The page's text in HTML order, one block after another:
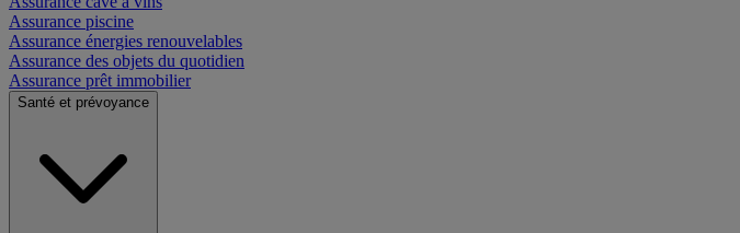
Assurance piscine
Assurance énergies renouvelables
Assurance des objets du quotidien
Assurance prêt immobilier
Santé et prévoyance